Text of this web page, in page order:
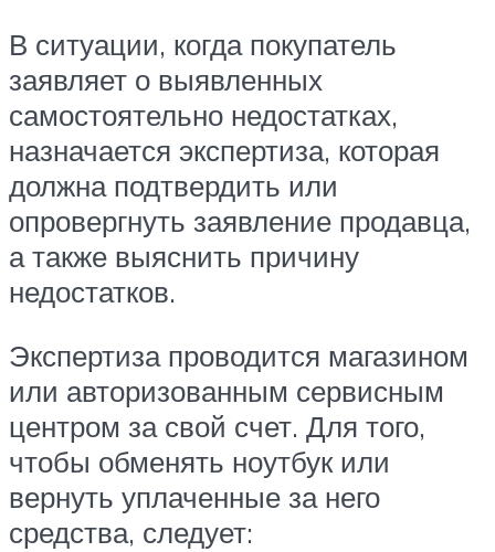
В ситуации, когда покупатель
заявляет о выявленных
самостоятельно недостатках,
назначается экспертиза, которая
должна подтвердить или
опровергнуть заявление продавца,
а также выяснить причину
недостатков.
Экспертиза проводится магазином
или авторизованным сервисным
центром за свой счет. Для того,
чтобы обменять ноутбук или
вернуть уплаченные за него
средства, следует: